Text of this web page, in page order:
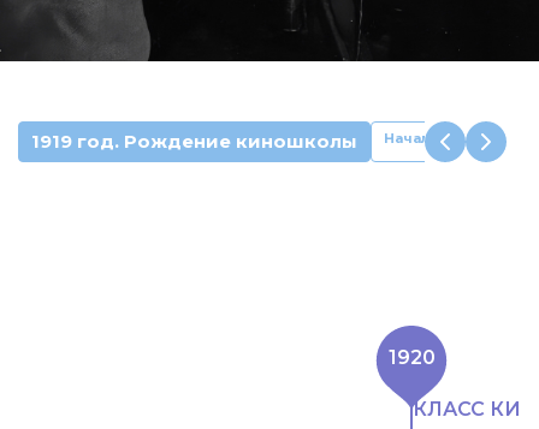
1919 год. Рождение киношколы Начало 1920-х
1920
КЛАСС